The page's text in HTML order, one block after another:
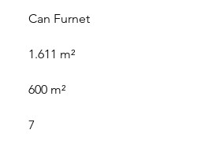
Can Furnet
1.611 m²
600 m²
7